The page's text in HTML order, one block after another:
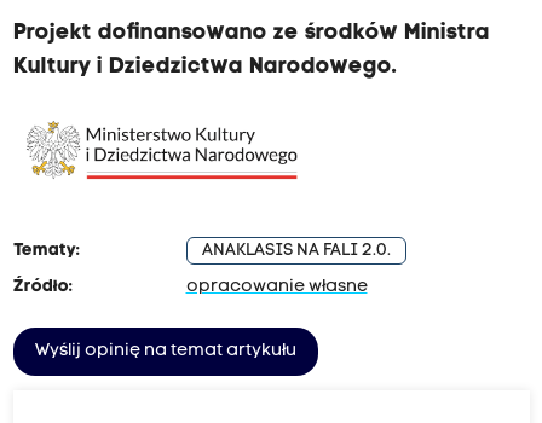
Projekt dofinansowano ze środków Ministra
Kultury i Dziedzictwa Narodowego.
Tematy:
ANAKLASIS NA FALI 2.0.
Źródło:
opracowanie własne
Wyślij opinię na temat artykułu